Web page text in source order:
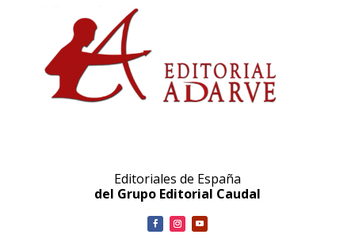
Editoriales de España
del Grupo Editorial Caudal